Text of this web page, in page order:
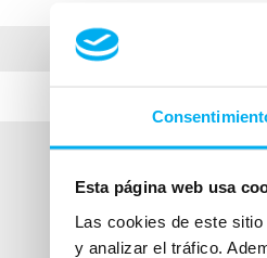
Esta página web usa
Las cookies de este
y analizar el tráfico.